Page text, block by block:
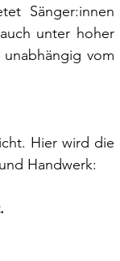
Sänger:innen
unter hoher
vom
Handwerk: